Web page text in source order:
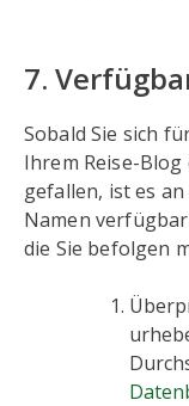
7.
Sobald Sie sich
Ihrem Reise-
gefallen, ist es
Namen
die Sie befolgen